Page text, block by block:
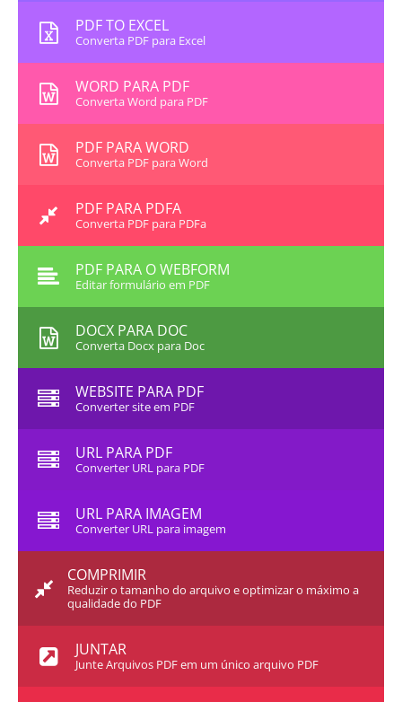
PDF TO EXCEL
Converta PDF para Excel
WORD PARA PDF
Converta Word para PDF
PDF PARA WORD
Converta PDF para Word
PDF PARA PDFA
Converta PDF para PDFa
PDF PARA O WEBFORM
Editar formulário em PDF
DOCX PARA DOC
Converta Docx para Doc
WEBSITE PARA PDF
Converter site em PDF
URL PARA PDF
Converter URL para PDF
URL PARA IMAGEM
Converter URL para imagem
COMPRIMIR
Reduzir o tamanho do arquivo e optimizar o máximo a
qualidade do PDF
JUNTAR
Junte Arquivos PDF em um único arquivo PDF